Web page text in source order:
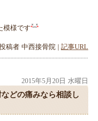
模様です
稿者 中西接骨院 | 記事URL
2015年5月20日 水曜日
どの痛みなら相談し